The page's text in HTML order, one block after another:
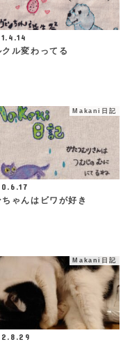
クル変わってる
Makani日記
ちゃんはビワが好き
Makani日記